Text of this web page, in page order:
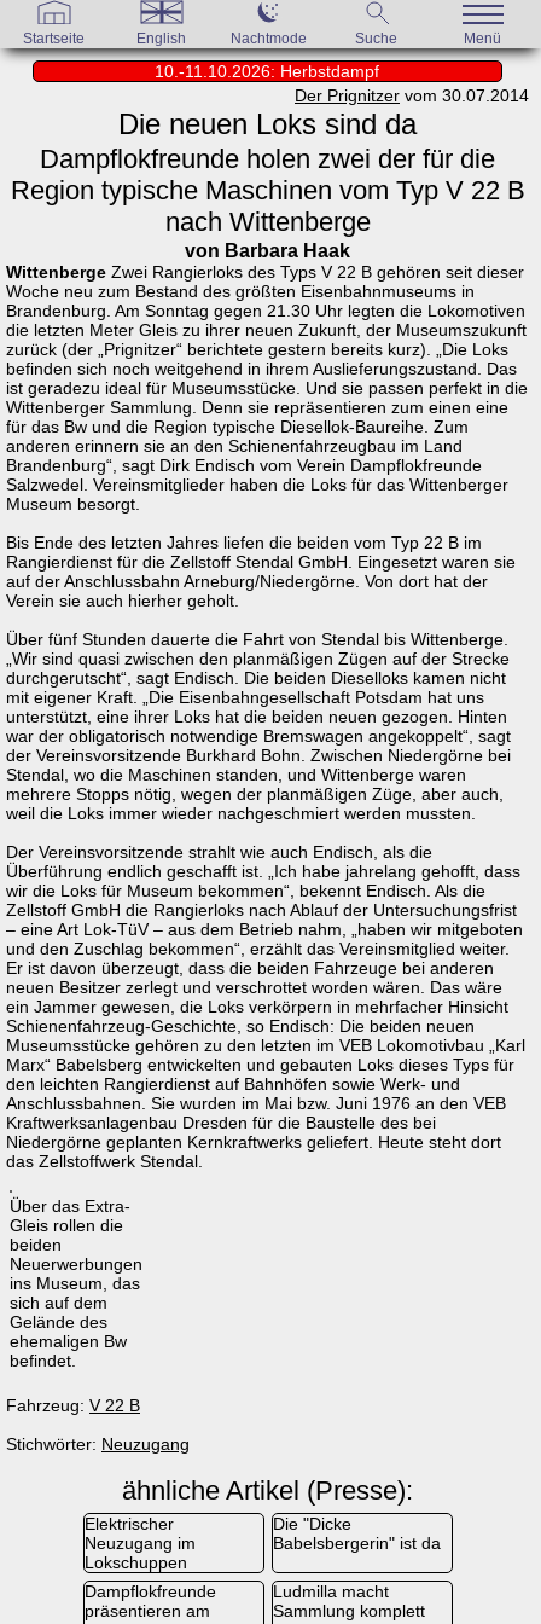
Startseite English Nachtmode Suche Menü
10.-11.10.2026: Herbstdampf
Der Prignitzer vom 30.07.2014
Die neuen Loks sind da
Dampflokfreunde holen zwei der für die
Region typische Maschinen vom Typ V 22 B
nach Wittenberge
von Barbara Haak
Wittenberge Zwei Rangierloks des Typs V 22 B gehören seit dieser
Woche neu zum Bestand des größten Eisenbahnmuseums in
Brandenburg. Am Sonntag gegen 21.30 Uhr legten die Lokomotiven
die letzten Meter Gleis zu ihrer neuen Zukunft, der Museumszukunft
zurück (der „Prignitzer“ berichtete gestern bereits kurz). „Die Loks
befinden sich noch weitgehend in ihrem Auslieferungszustand. Das
ist geradezu ideal für Museumsstücke. Und sie passen perfekt in die
Wittenberger Sammlung. Denn sie repräsentieren zum einen eine
für das Bw und die Region typische Diesellok-Baureihe. Zum
anderen erinnern sie an den Schienenfahrzeugbau im Land
Brandenburg“, sagt Dirk Endisch vom Verein Dampflokfreunde
Salzwedel. Vereinsmitglieder haben die Loks für das Wittenberger
Museum besorgt.
Bis Ende des letzten Jahres liefen die beiden vom Typ 22 B im
Rangierdienst für die Zellstoff Stendal GmbH. Eingesetzt waren sie
auf der Anschlussbahn Arneburg/Niedergörne. Von dort hat der
Verein sie auch hierher geholt.
Über fünf Stunden dauerte die Fahrt von Stendal bis Wittenberge.
„Wir sind quasi zwischen den planmäßigen Zügen auf der Strecke
durchgerutscht“, sagt Endisch. Die beiden Dieselloks kamen nicht
mit eigener Kraft. „Die Eisenbahngesellschaft Potsdam hat uns
unterstützt, eine ihrer Loks hat die beiden neuen gezogen. Hinten
war der obligatorisch notwendige Bremswagen angekoppelt“, sagt
der Vereinsvorsitzende Burkhard Bohn. Zwischen Niedergörne bei
Stendal, wo die Maschinen standen, und Wittenberge waren
mehrere Stopps nötig, wegen der planmäßigen Züge, aber auch,
weil die Loks immer wieder nachgeschmiert werden mussten.
Der Vereinsvorsitzende strahlt wie auch Endisch, als die
Überführung endlich geschafft ist. „Ich habe jahrelang gehofft, dass
wir die Loks für Museum bekommen“, bekennt Endisch. Als die
Zellstoff GmbH die Rangierloks nach Ablauf der Untersuchungsfrist
– eine Art Lok-TüV – aus dem Betrieb nahm, „haben wir mitgeboten
und den Zuschlag bekommen“, erzählt das Vereinsmitglied weiter.
Er ist davon überzeugt, dass die beiden Fahrzeuge bei anderen
neuen Besitzer zerlegt und verschrottet worden wären. Das wäre
ein Jammer gewesen, die Loks verkörpern in mehrfacher Hinsicht
Schienenfahrzeug-Geschichte, so Endisch: Die beiden neuen
Museumsstücke gehören zu den letzten im VEB Lokomotivbau „Karl
Marx“ Babelsberg entwickelten und gebauten Loks dieses Typs für
den leichten Rangierdienst auf Bahnhöfen sowie Werk- und
Anschlussbahnen. Sie wurden im Mai bzw. Juni 1976 an den VEB
Kraftwerksanlagenbau Dresden für die Baustelle des bei
Niedergörne geplanten Kernkraftwerks geliefert. Heute steht dort
das Zellstoffwerk Stendal.
Über das Extra-
Gleis rollen die
beiden
Neuerwerbungen
ins Museum, das
sich auf dem
Gelände des
ehemaligen Bw
befindet.
Fahrzeug: V 22 B
Stichwörter: Neuzugang
ähnliche Artikel (Presse):
Elektrischer
Neuzugang im
Lokschuppen
Die "Dicke
Babelsbergerin" ist da
Dampflokfreunde
präsentieren am
Ludmilla macht
Sammlung komplett